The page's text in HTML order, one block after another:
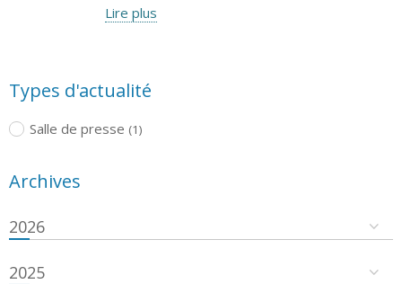
Lire plus
Types d'actualité
Salle de presse (1)
Archives
2026
2025